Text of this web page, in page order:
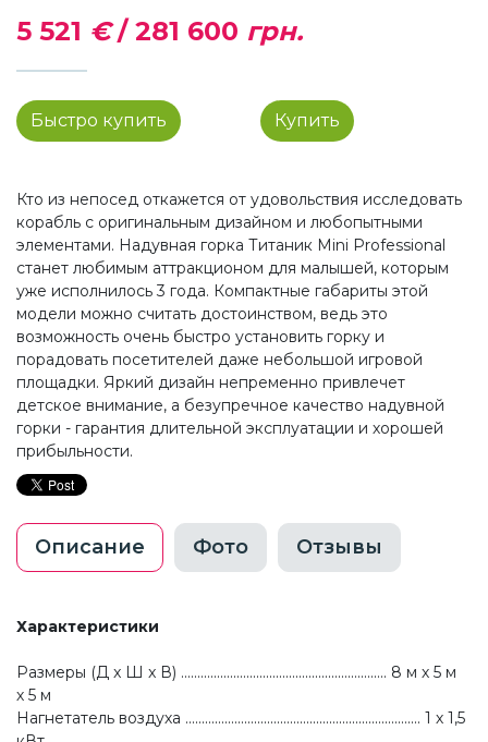
5 521 €/ 281 600 грн.
Быстро купить Купить
Кто из непосед откажется от удовольствия исследовать
корабль с оригинальным дизайном и любопытными
элементами. Надувная горка Титаник Mini Professional
станет любимым аттракционом для малышей, которым
уже исполнилось 3 года. Компактные габариты этой
модели можно считать достоинством, ведь это
возможность очень быстро установить горку и
порадовать посетителей даже небольшой игровой
площадки. Яркий дизайн непременно привлечет
детское внимание, а безупречное качество надувной
горки - гарантия длительной эксплуатации и хорошей
прибыльности.
Описание Фото Отзывы
Характеристики
Размеры (Д x Ш x В) ............................................................... 8 м х 5 м
х 5 м
Нагнетатель воздуха ........................................................................ 1 х 1,5